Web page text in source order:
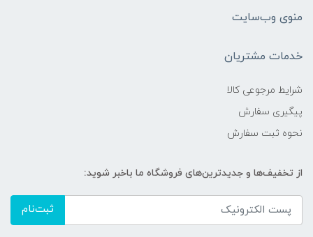
منوی وب‌سایت
خدمات مشتریان
شرایط مرجوعی کالا
پیگیری سفارش
نحوه ثبت سفارش
از تخفیف‌ها و جدیدترین‌های فروشگاه ما باخبر شوید:
ثبت‌نام